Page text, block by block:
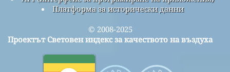
Платформа за исторически данни
© 2008-2025
Проектът Световен индекс за качеството на въздуха